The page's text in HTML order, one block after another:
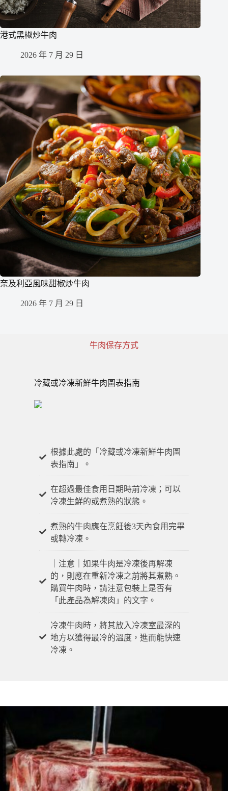
港式黑椒炒牛肉
2026 年 7 月 29 日
奈及利亞風味甜椒炒牛肉
2026 年 7 月 29 日
牛肉保存方式
冷藏或冷凍新鮮牛肉圖表指南
根據此處的「冷藏或冷凍新鮮牛肉圖
表指南」。
在超過最佳食用日期時前冷凍；可以
冷凍生鮮的或煮熟的狀態。
煮熟的牛肉應在烹飪後3天內食用完畢
或轉冷凍。
｜注意｜如果牛肉是冷凍後再解凍
的，則應在重新冷凍之前將其煮熟。
購買牛肉時，請注意包裝上是否有
「此產品為解凍肉」的文字。
冷凍牛肉時，將其放入冷凍室最深的
地方以獲得最冷的溫度，進而能快速
冷凍。